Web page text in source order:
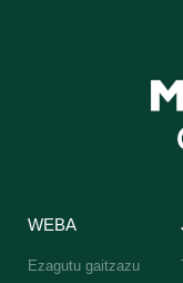
WEBA
Ezagutu gaitzazu